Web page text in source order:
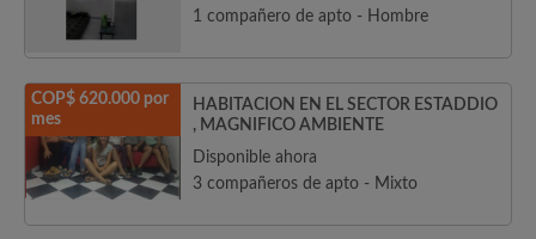
1 compañero de apto - Hombre
COP$ 620.000 por
mes
HABITACION EN EL SECTOR ESTADDIO
, MAGNIFICO AMBIENTE
Disponible ahora
3 compañeros de apto - Mixto